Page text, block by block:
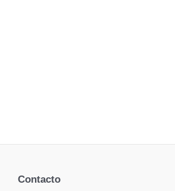
Contacto